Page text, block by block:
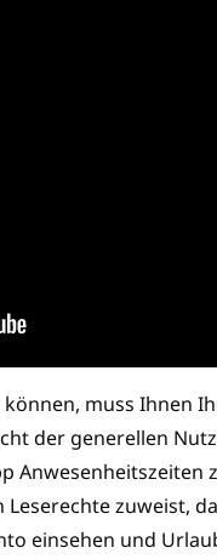
muss Ihnen
der generellen
Anwesenheitszeiten
zuweist,
einsehen und